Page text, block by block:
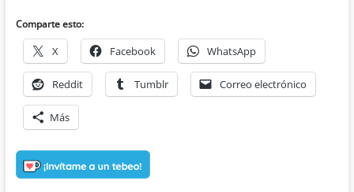
Comparte esto:
X Facebook WhatsApp
Reddit Tumblr Correo electrónico
Más